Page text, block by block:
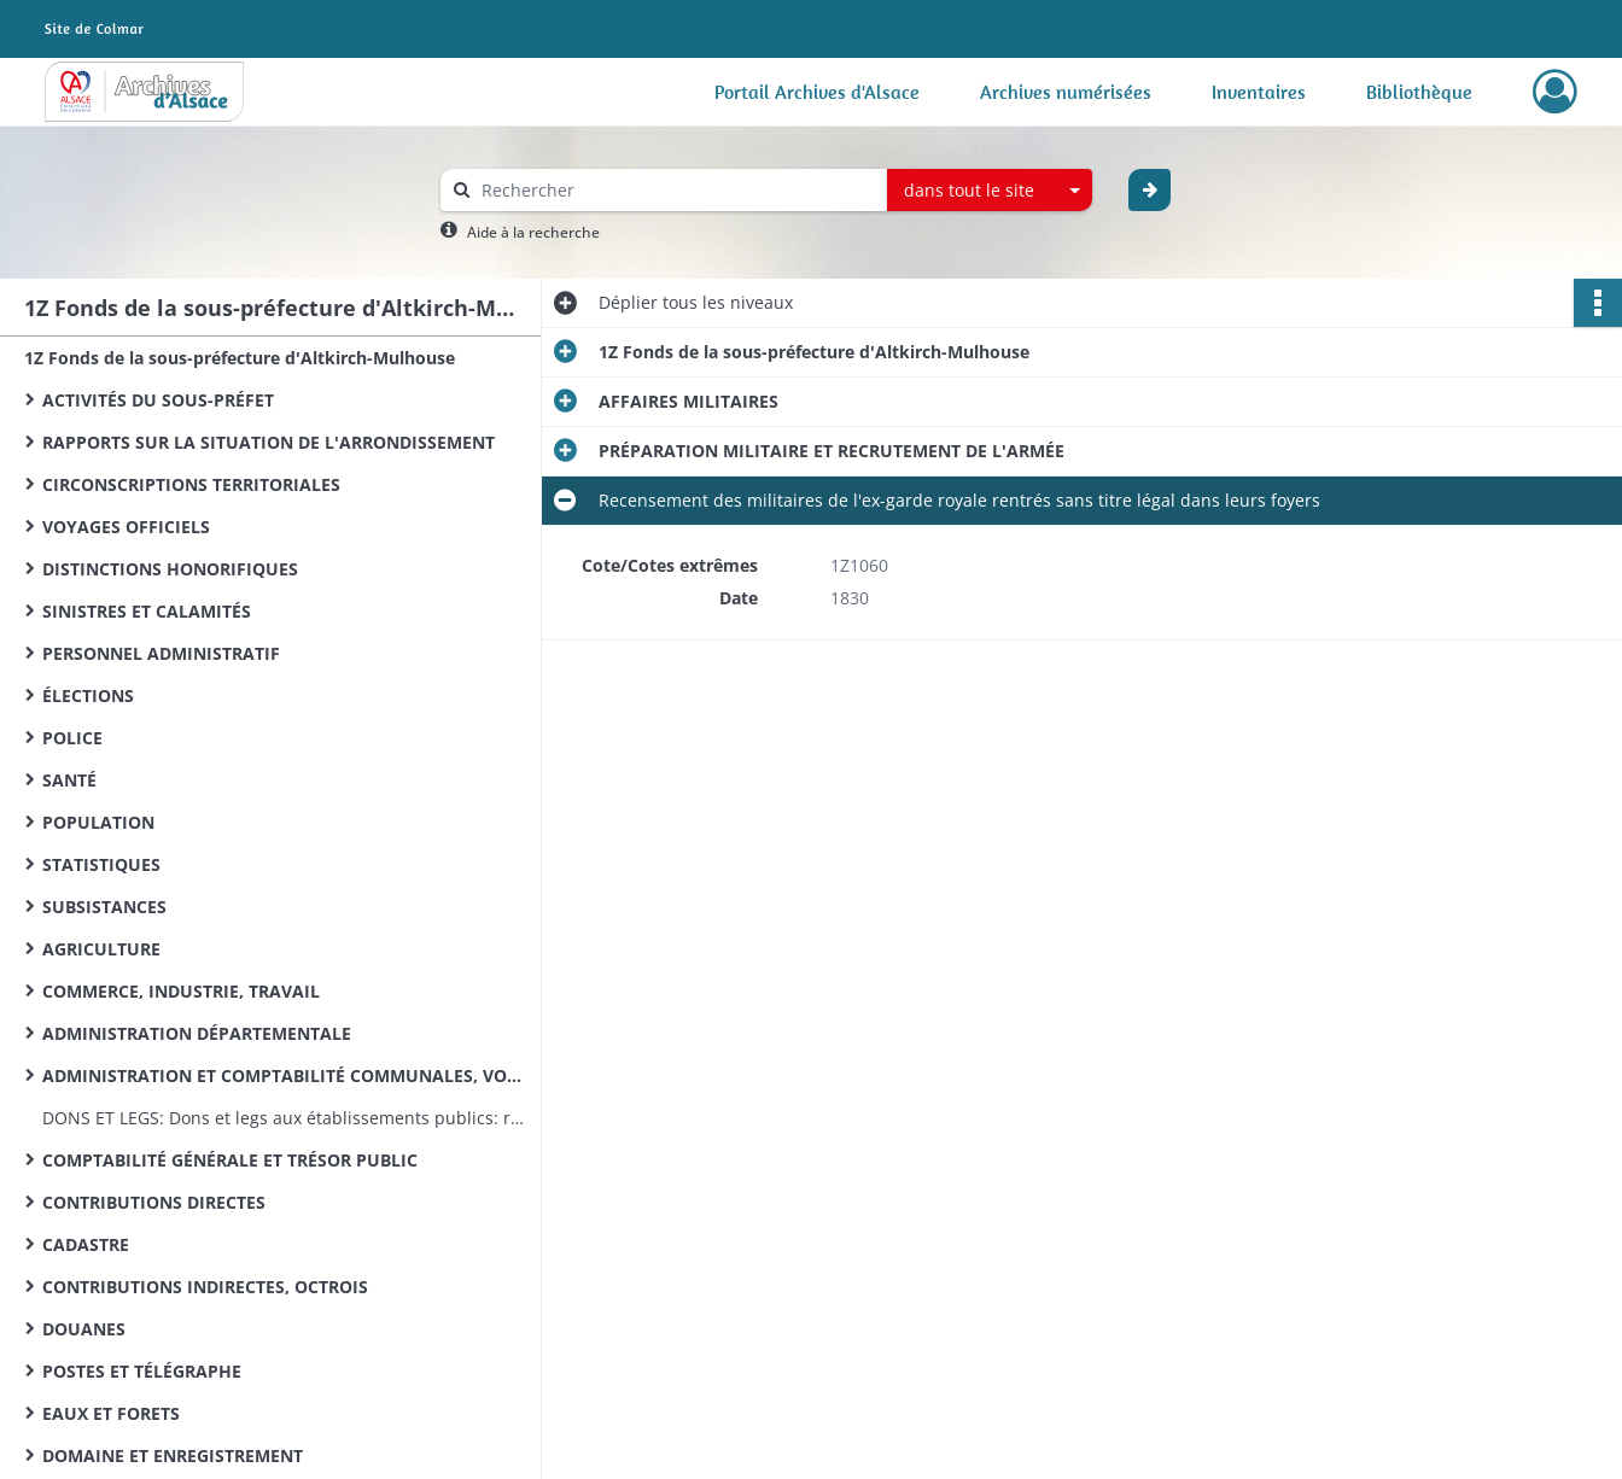
Archives Alsace - Colmar Portail Archives d'Alsace Archives numérisées Inventaires Bibliothèque
dans tout le site
Aide à la recherche
1Z Fonds de la sous-préfecture d'Altkirch-Mulhouse
1Z Fonds de la sous-préfecture d'Altkirch-Mulhouse
ACTIVITÉS DU SOUS-PRÉFET
RAPPORTS SUR LA SITUATION DE L'ARRONDISSEMENT
CIRCONSCRIPTIONS TERRITORIALES
VOYAGES OFFICIELS
DISTINCTIONS HONORIFIQUES
SINISTRES ET CALAMITÉS
PERSONNEL ADMINISTRATIF
ÉLECTIONS
POLICE
SANTÉ
POPULATION
STATISTIQUES
SUBSISTANCES
AGRICULTURE
COMMERCE, INDUSTRIE, TRAVAIL
ADMINISTRATION DÉPARTEMENTALE
ADMINISTRATION ET COMPTABILITÉ COMMUNALES, VOIRIE VICINALE
DONS ET LEGS: Dons et legs aux établissements publics: réglementation, statistiques
COMPTABILITÉ GÉNÉRALE ET TRÉSOR PUBLIC
CONTRIBUTIONS DIRECTES
CADASTRE
CONTRIBUTIONS INDIRECTES, OCTROIS
DOUANES
POSTES ET TÉLÉGRAPHE
EAUX ET FORETS
DOMAINE ET ENREGISTREMENT
Dépliertous les niveaux
1Z Fonds de la sous-préfecture d'Altkirch-Mulhouse
AFFAIRES MILITAIRES
PRÉPARATION MILITAIRE ET RECRUTEMENT DE L'ARMÉE
Recensement des militaires de l'ex-garde royale rentrés sans titre légal dans leurs foyers
Cote/Cotes extrêmes
1Z1060
Date
1830